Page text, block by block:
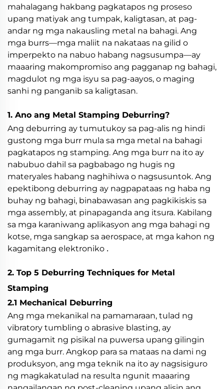
mahalagang hakbang pagkatapos ng proseso
upang matiyak ang tumpak, kaligtasan, at pag-
andar ng mga nakausling metal na bahagi. Ang
mga burrs—mga maliit na nakataas na gilid o
imperpekto na nabuo habang nagsusumpa—ay
maaaring makompromiso ang pagganap ng bahagi,
magdulot ng mga isyu sa pag-aayos, o maging
sanhi ng panganib sa kaligtasan.
1. Ano ang Metal Stamping Deburring?
Ang deburring ay tumutukoy sa pag-alis ng hindi
gustong mga burr mula sa mga metal na bahagi
pagkatapos ng stamping. Ang mga burr na ito ay
nabubuo dahil sa pagbabago ng hugis ng
materyales habang naghihiwa o nagsusuntok. Ang
epektibong deburring ay nagpapataas ng haba ng
buhay ng bahagi, binabawasan ang pagkikiskis sa
mga assembly, at pinapaganda ang itsura. Kabilang
sa mga karaniwang aplikasyon ang mga bahagi ng
kotse, mga sangkap sa aerospace, at mga kahon ng
kagamitang elektroniko .
2. Top 5 Deburring Techniques for Metal
Stamping
2.1 Mechanical Deburring
Ang mga mekanikal na pamamaraan, tulad ng
vibratory tumbling o abrasive blasting, ay
gumagamit ng pisikal na puwersa upang gilingin
ang mga burr. Angkop para sa mataas na dami ng
produksyon, ang mga teknik na ito ay nagsisiguro
ng magkakatulad na resulta ngunit maaaring